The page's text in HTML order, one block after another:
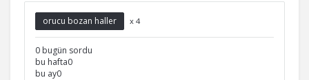
orucu bozan haller x 4
0 bugün sordu
bu hafta0
bu ay0